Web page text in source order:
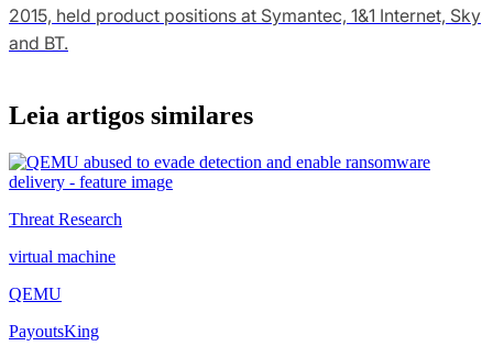
2015, held product positions at Symantec, 1&1 Internet, Sky
and BT.
Leia artigos similares
Threat Research
virtual machine
QEMU
PayoutsKing